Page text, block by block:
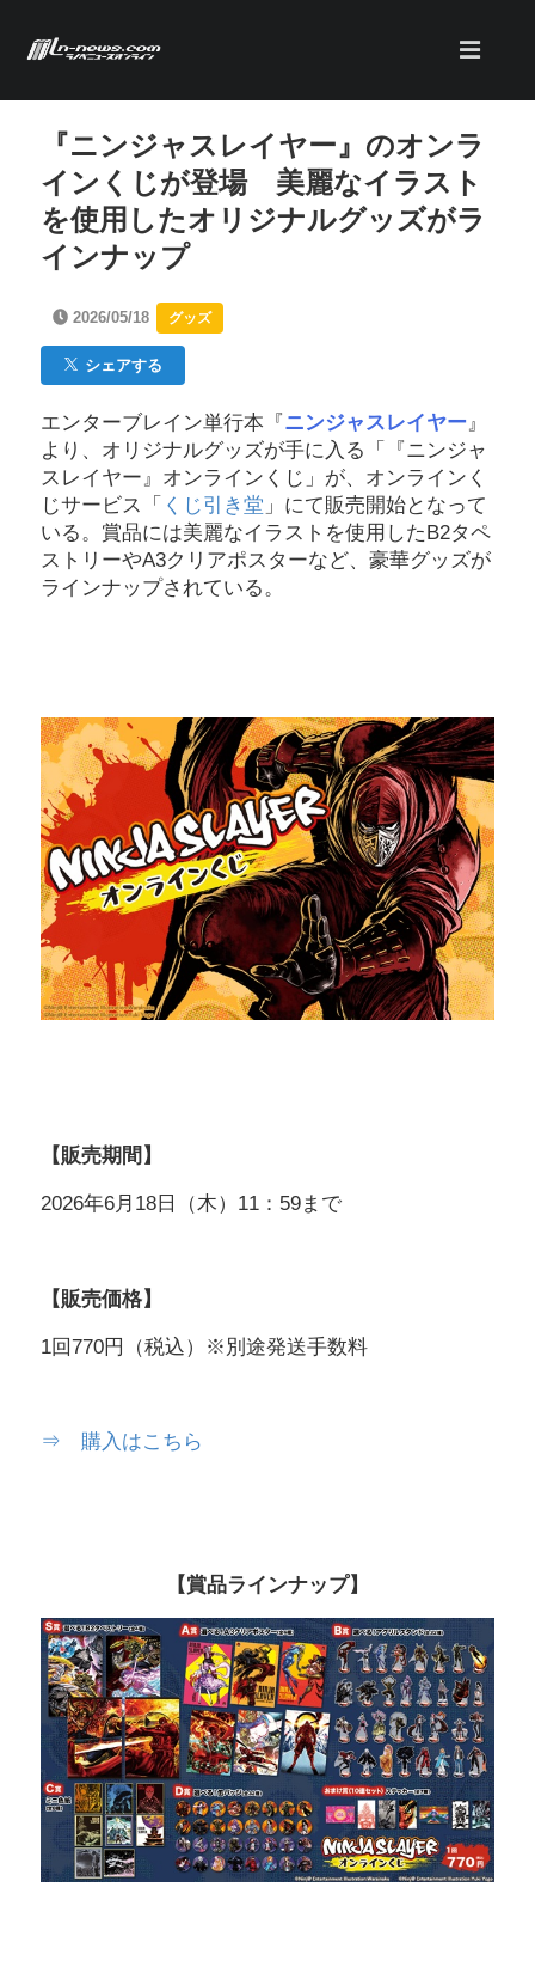
『ニンジャスレイヤー』のオンラ
インくじが登場 美麗なイラスト
を使用したオリジナルグッズがラ
インナップ
2026/05/18 グッズ
シェアする
エンターブレイン単行本『 ニンジャスレイヤー』
より、オリジナルグッズが手に入る「『ニンジャ
スレイヤー』オンラインくじ」が、オンラインく
じサービス「 くじ引き堂 」にて販売開始となって
いる。賞品には美麗なイラストを使用したB2タペ
ストリーやA3クリアポスターなど、豪華グッズが
ラインナップされている。
【販売期間】
2026年6月18日（木）11：59まで
【販売価格】
1回770円（税込）※別途発送手数料
⇒ 購入はこちら
【賞品ラインナップ】